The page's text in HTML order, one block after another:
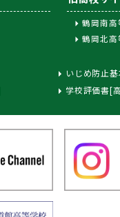
鶴岡南高
鶴岡北高
いじめ防止
学校評価書[